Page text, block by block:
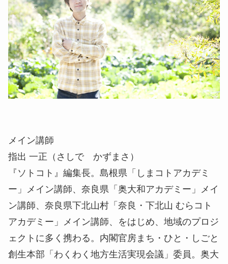
メイン講師
指出 一正（さしで かずまさ）
『ソトコト』編集長。島根県「しまコトアカデミ
ー」メイン講師、奈良県「奥大和アカデミー」メイ
ン講師、奈良県下北山村「奈良・下北山 むらコト
アカデミー」メイン講師、をはじめ、地域のプロジ
ェクトに多く携わる。内閣官房まち・ひと・しごと
創生本部「わくわく地方生活実現会議」委員。奥大